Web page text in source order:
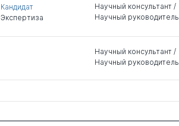
Кандидат
Экспертиза
Научный консультант /
Научный руководитель
Научный консультант /
Научный руководитель